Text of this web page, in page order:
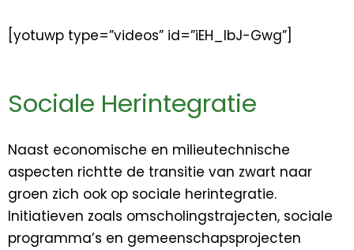
[yotuwp type=”videos” id=”iEH_lbJ-Gwg”]
Sociale Herintegratie
Naast economische en milieutechnische
aspecten richtte de transitie van zwart naar
groen zich ook op sociale herintegratie.
Initiatieven zoals omscholingstrajecten, sociale
programma’s en gemeenschapsprojecten